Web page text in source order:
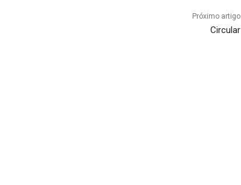
Próximo artigo
Circular